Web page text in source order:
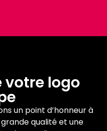
votre logo
un point d’honneur à
qualité et une